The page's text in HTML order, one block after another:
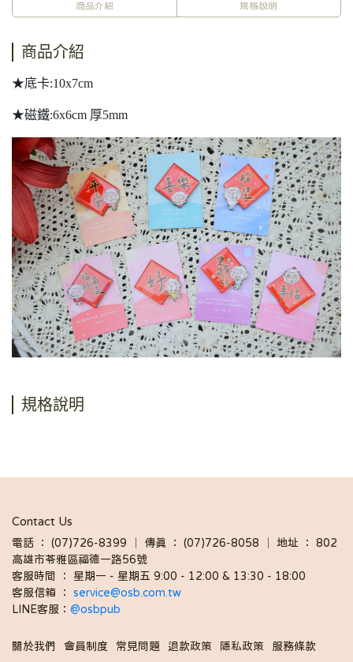
商品介紹 規格說明
商品介紹
★底卡:10x7cm
★磁鐵:6x6cm 厚5mm
規格說明
Contact Us
電話 ： (07)726-8399 │ 傳真 ： (07)726-8058 │ 地址 ： 802
高雄市苓雅區福德一路56號
客服時間 ： 星期一 - 星期五 9:00 - 12:00 & 13:30 - 18:00
客服信箱 ： service@osb.com.tw
LINE客服： @osbpub
關於我們 會員制度 常見問題 退款政策 隱私政策 服務條款